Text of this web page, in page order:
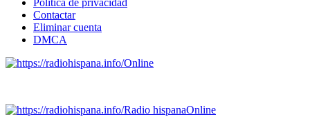
Política de privacidad
Contactar
Eliminar cuenta
DMCA
Online
Radio hispanaOnline